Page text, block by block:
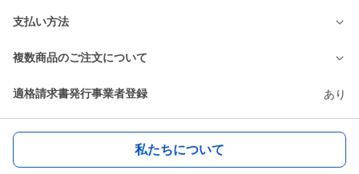
支払い方法
複数商品のご注文について
適格請求書発行事業者登録 あり
私たちについて